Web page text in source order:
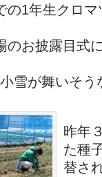
の1年生クロ
のお披露目式
雪が舞いそう
昨年
た種
替さ